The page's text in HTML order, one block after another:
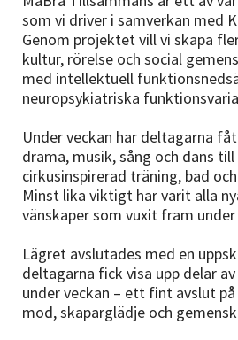
som vi driver i samverkan med
Genom projektet vill vi skapa
kultur, rörelse och social
med intellektuell
neuropsykiatriska
Under veckan har deltagarna
drama, musik, sång och dans
cirkusinspirerad träning, bad
Minst lika viktigt har varit alla
vänskaper som vuxit fram
Lägret avslutades med en
deltagarna fick visa upp delar
under veckan – ett fint avslut
mod, skaparglädje och